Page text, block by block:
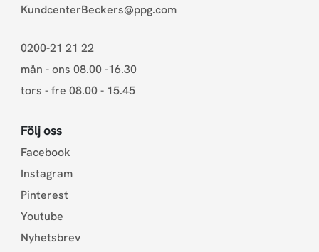
KundcenterBeckers@ppg.com
0200-21 21 22
mån - ons 08.00 -16.30
tors - fre 08.00 - 15.45
Följ oss
Facebook
Instagram
Pinterest
Youtube
Nyhetsbrev